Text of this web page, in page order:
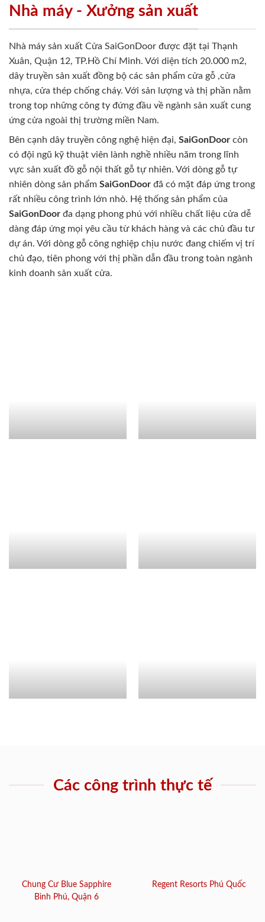
Nhà máy - Xưởng sản xuất
Nhà máy sản xuất Cửa SaiGonDoor được đặt tại Thạnh
Xuân, Quận 12, TP.Hồ Chí Minh. Với diện tích 20.000 m2,
dây truyền sản xuất đồng bộ các sản phẩm cửa gỗ ,cửa
nhựa, cửa thép chống cháy. Với sản lượng và thị phần nằm
trong top những công ty đứng đầu về ngành sản xuất cung
ứng cửa ngoài thị trường miền Nam.
Bên cạnh dây truyền công nghệ hiện đại, SaiGonDoor còn
có đội ngũ kỹ thuật viên lành nghề nhiều năm trong lĩnh
vực sản xuất đồ gỗ nội thất gỗ tự nhiên. Với dòng gỗ tự
nhiên dòng sản phẩm SaiGonDoor đã có mặt đáp ứng trong
rất nhiều công trình lớn nhỏ. Hệ thống sản phẩm của
SaiGonDoor đa dạng phong phú với nhiều chất liệu cửa dễ
dàng đáp ứng mọi yêu cầu từ khách hàng và các chủ đầu tư
dự án. Với dòng gỗ công nghiệp chịu nước đang chiếm vị trí
chủ đạo, tiên phong với thị phần dẫn đầu trong toàn ngành
kinh doanh sản xuất cửa.
Các công trình thực tế
Chung Cư Blue Sapphire
Bình Phú, Quận 6
Regent Resorts Phú Quốc